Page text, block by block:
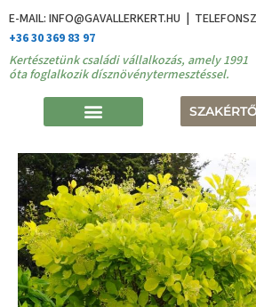
E-MAIL: INFO@GAVALLERKERT.HU |
+36 30 369 83 97
Kertészetünk családi vállalkozás, amely 1991
óta foglalkozik dísznövénytermesztéssel.